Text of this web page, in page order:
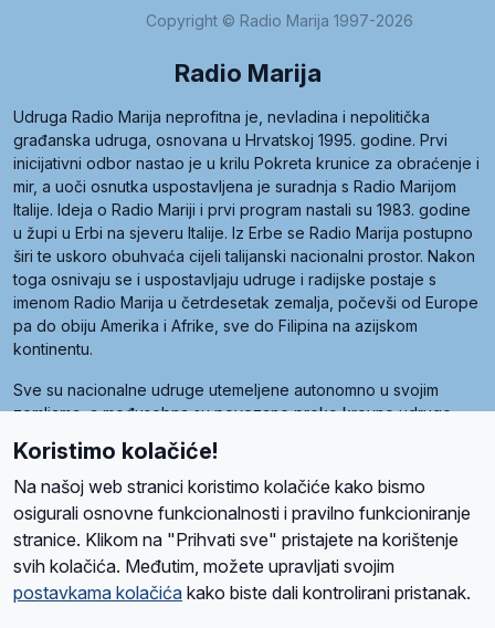
Copyright © Radio Marija 1997-2026
Radio Marija
Udruga Radio Marija neprofitna je, nevladina i nepolitička
građanska udruga, osnovana u Hrvatskoj 1995. godine. Prvi
inicijativni odbor nastao je u krilu Pokreta krunice za obraćenje i
mir, a uoči osnutka uspostavljena je suradnja s Radio Marijom
Italije. Ideja o Radio Mariji i prvi program nastali su 1983. godine
u župi u Erbi na sjeveru Italije. Iz Erbe se Radio Marija postupno
širi te uskoro obuhvaća cijeli talijanski nacionalni prostor. Nakon
toga osnivaju se i uspostavljaju udruge i radijske postaje s
imenom Radio Marija u četrdesetak zemalja, počevši od Europe
pa do obiju Amerika i Afrike, sve do Filipina na azijskom
kontinentu.
Sve su nacionalne udruge utemeljene autonomno u svojim
zemljama, a međusobna su povezane preko krovne udruge
Radio Maria). Svjetsku obitelj utemeljilo je sedam članica, među
kojima je i hrvatska Udruga Radio Marija.
O namaRadio ProgramVolonteriPrijateljiKontaktPravila privatnosti
Koristimo kolačiće!
Na našoj web stranici koristimo kolačiće kako bismo
osigurali osnovne funkcionalnosti i pravilno funkcioniranje
stranice. Klikom na "Prihvati sve" pristajete na korištenje
svih kolačića. Međutim, možete upravljati svojim
postavkama kolačića kako biste dali kontrolirani pristanak.